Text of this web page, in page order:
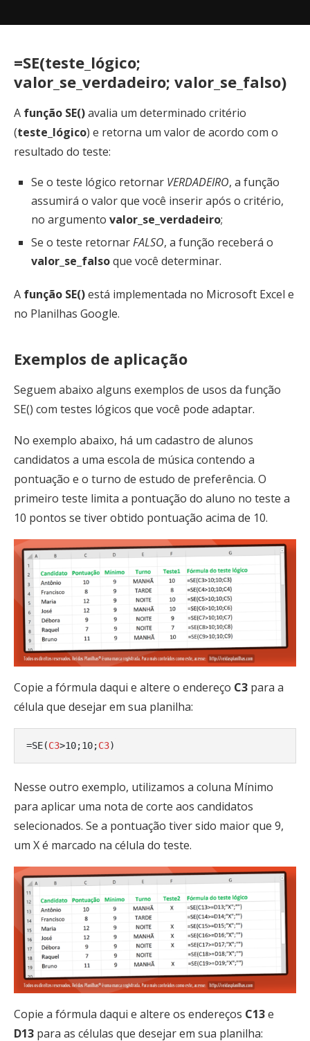
=SE(teste_lógico;
valor_se_verdadeiro; valor_se_falso)
A função SE()avalia um determinado critério
(teste_lógico) e retorna um valor de acordo com o
resultado do teste:
Se o teste lógico retornar VERDADEIRO, a função
assumirá o valor que você inserir após o critério,
no argumento valor_se_verdadeiro;
Se o teste retornarFALSO, a função receberá o
valor_se_falsoque você determinar.
A função SE()está implementada no Microsoft Excel e
no Planilhas Google.
Exemplos de aplicação
Seguem abaixo alguns exemplos de usos da função
SE() com testes lógicos que você pode adaptar.
No exemplo abaixo, há um cadastro de alunos
candidatos a uma escola de música contendo a
pontuação e o turno de estudo de preferência. O
primeiro teste limita a pontuação do aluno no teste a
10 pontos se tiver obtido pontuação acima de 10.
Copie a fórmula daqui e altere o endereço C3 para a
célula que desejar em sua planilha:
=SE(C3>10;10;C3)
Nesse outro exemplo, utilizamos a coluna Mínimo
para aplicar uma nota de corte aos candidatos
selecionados. Se a pontuação tiver sido maior que 9,
um X é marcado na célula do teste.
Copie a fórmula daqui e altere os endereços C13e
D13 para as células que desejar em sua planilha: